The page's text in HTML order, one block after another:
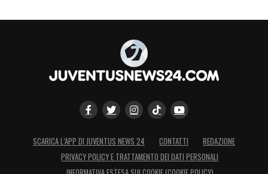
SCARICA L’APP DI JUVENTUS NEWS 24 CONTATTI
REDAZIONE
PRIVACY POLICY E TRATTAMENTO DEI DATI PERSONALI